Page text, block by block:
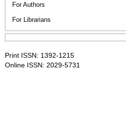
For Authors
For Librarians
Print ISSN: 1392-1215
Online ISSN: 2029-5731